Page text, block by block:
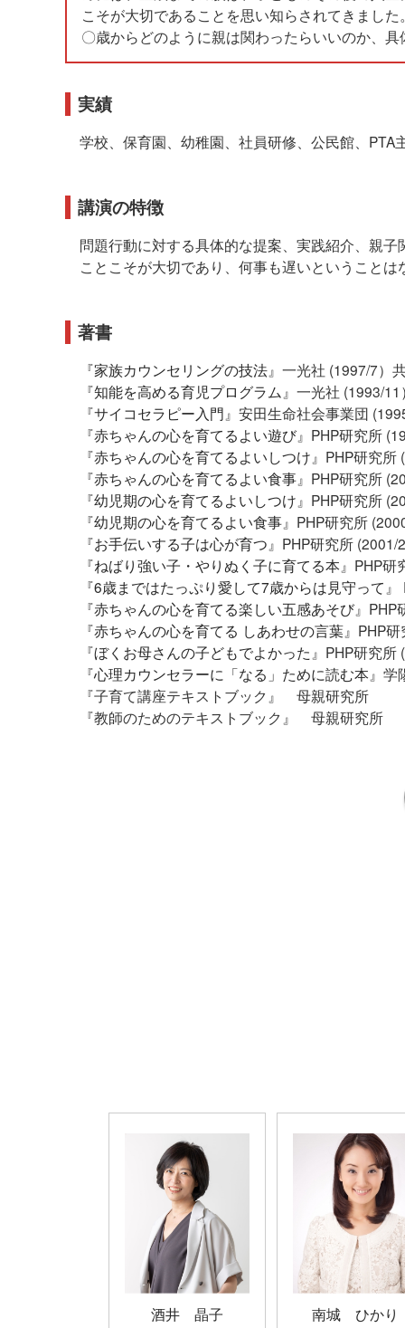
こそが大切であることを思い知らされてきました
〇歳からどのように親は関わったらいいのか、
実績
学校、保育園、幼稚園、社員研修、公民館、
講演の特徴
問題行動に対する具体的な提案、実践紹介、親
ことこそが大切であり、何事も遅いということ
著書
『家族カウンセリングの技法』一光社 (1997/7）
『知能を高める育児プログラム 』一光社 (1993/
『サイコセラピー入門 』安田生命社会事業団
『赤ちゃんの心を育てるよい遊び』PHP研究所
『赤ちゃんの心を育てるよいしつけ 』PHP研究所
『赤ちゃんの心を育てるよい食事』PHP研究所
『幼児期の心を育てるよいしつけ 』PHP研究所
『幼児期の心を育てるよい食事』PHP研究所
『お手伝いする子は心が育つ 』PHP研究所 (2001/
『ねばり強い子・やりぬく子に育てる本 』PHP研
『6歳まではたっぷり愛して7歳からは見守って
『赤ちゃんの心を育てる楽しい五感あそび』PHP
『赤ちゃんの心を育てる しあわせの言葉』PHP
『ぼくお母さんの子どもでよかった 』PHP研究所
『心理カウンセラーに「なる」ために読む本 』学
『子育て講座テキストブック』 母親研究所
『教師のためのテキストブック』 母親研究所
酒井 晶子 南城 ひかり